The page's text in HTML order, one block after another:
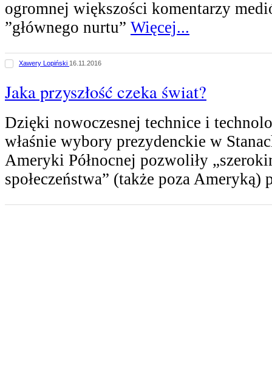
ogromnej większości komentarzy
”głównego nurtu” Więcej...
Xawery Lopiński 16.11.2016
Jaka przyszłość czeka świat?
Dzięki nowoczesnej technice i
właśnie wybory prezydenckie w
Ameryki Północnej pozwoliły
społeczeństwa” (także poza Ameryką)